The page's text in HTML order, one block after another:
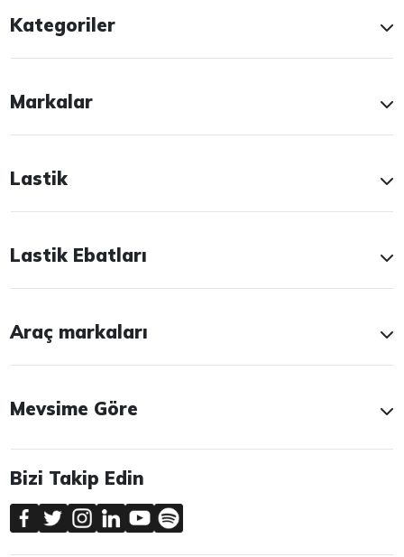
Kategoriler
Markalar
Lastik
Lastik Ebatları
Araç markaları
Mevsime Göre
Bizi Takip Edin